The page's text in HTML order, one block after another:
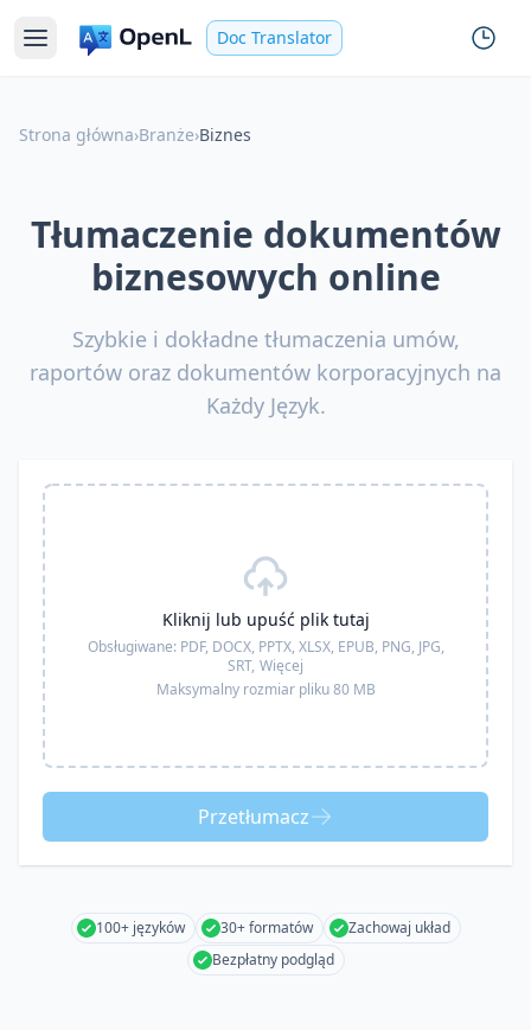
Doc Translator
Strona główna›Branże›Biznes
Tłumaczenie dokumentów
biznesowych online
Szybkie i dokładne tłumaczenia umów,
raportów oraz dokumentów korporacyjnych na
Każdy Język.
Kliknij lub upuść plik tutaj
Obsługiwane: PDF, DOCX, PPTX, XLSX, EPUB, PNG, JPG,
SRT, Więcej
Maksymalny rozmiar pliku 80 MB
Przetłumacz
100+ języków 30+ formatów
Zachowaj układ
Bezpłatny podgląd